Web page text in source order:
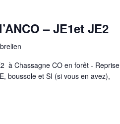
– JE1et JE2
à Chassagne CO en forêt - Reprise
boussole et SI (si vous en avez),